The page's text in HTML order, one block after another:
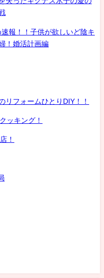
報！！子供が欲しいど陰キ
！婚活計画編
リフォームひとりDIY！！
ッキング！
！